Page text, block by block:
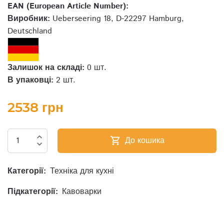
EAN (European Article Number):
Виробник: Ueberseering 18, D-22297 Hamburg,
Deutschland
Залишок на складі: 0 шт.
В упаковці: 2 шт.
2538 грн
expand_less
expand_more shopping_cart До кошика
Категорії: Техніка для кухні
Підкатегорії: Кавоварки